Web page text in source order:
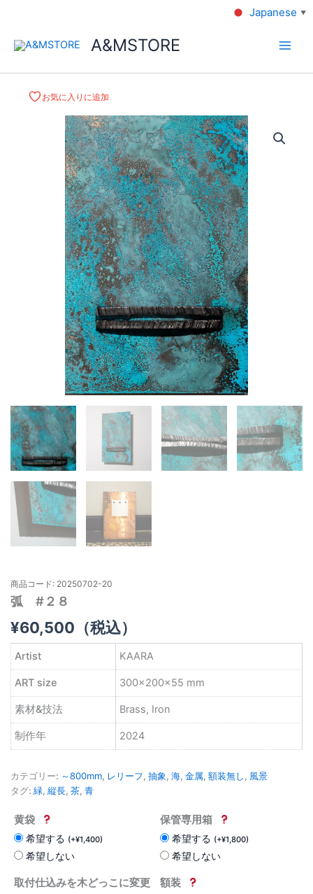
A&MSTORE
お気に入りに追加
商品コード: 20250702-20
弧 #２８
¥60,500 （税込）
Artist KAARA
ART size 300×200×55 mm
素材&技法 Brass, Iron
制作年 2024
カテゴリー: ～800mm, レリーフ, 抽象 , 海, 金属, 額装無し , 風景
タグ: 緑, 縦長, 茶, 青
黄袋
希望する (+¥1,400)
希望しない
保管専用箱
希望する (+¥1,800)
希望しない
取付仕込みを木どっこに変更 額装
Japanese ▼